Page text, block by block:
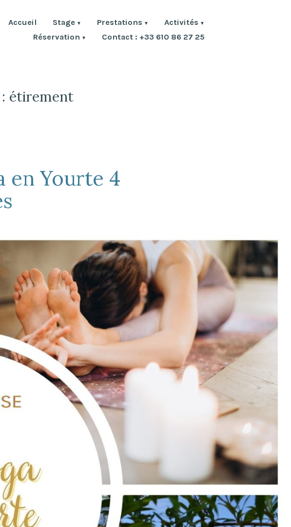
Accueil Stage Prestations
Activités
Réservation
Contact : +33 610 86 27 25
étirement
en Yourte 4